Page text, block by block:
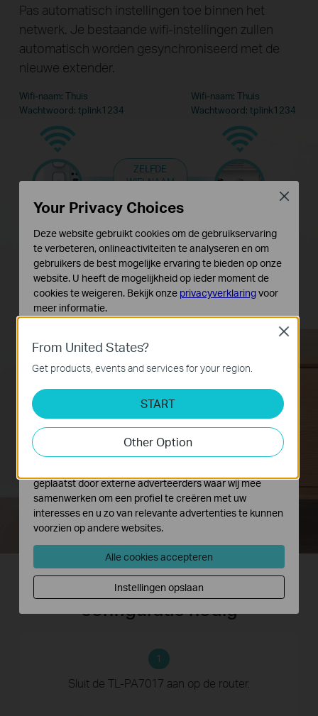
Pas automatisch instellingen toe binnen het
netwerk. Je bestaande wifi-instellingen zullen
automatisch worden gesynchroniseerd met de
nieuwe extender.
Wifi-naam: Thuis
Wachtwoord: tplink1234
Wifi-naam: Thuis
Wachtwoord: tplink1234
ZELFDE
WIFI-NAAM
TL-WPA7517 router
Plug-and-play: geen
configuratie nodig
1
Sluit de TL-PA7017 aan op de router.
From United States?
Get products, events and services for your region.
START
Other Option
Close
Your Privacy Choices
Deze website gebruikt cookies om de gebruikservaring
te verbeteren, onlineactiviteiten te analyseren en om
gebruikers de best mogelijke ervaring te bieden op onze
website. U heeft de mogelijkheid op ieder moment de
cookies te weigeren. Bekijk onze privacyverklaringvoor
meer informatie.
Deze cookies zijn noodzakelijk voor de werking van de
website en kunnen niet worden uitgeschakeld.
Analyse en Marketing Cookies
Cookies voor analyse geven ons de mogelijkheid uw
activiteiten op onze website te volgen en zo de
functionaliteit van de website aan te passen en te
verbeteren.
geplaatst door externe adverteerders waar wij mee
samenwerken om een profiel te creëren met uw
interesses en u zo van relevante advertenties te kunnen
voorzien op andere websites.
Alle cookies accepteren
Instellingen opslaan
Close